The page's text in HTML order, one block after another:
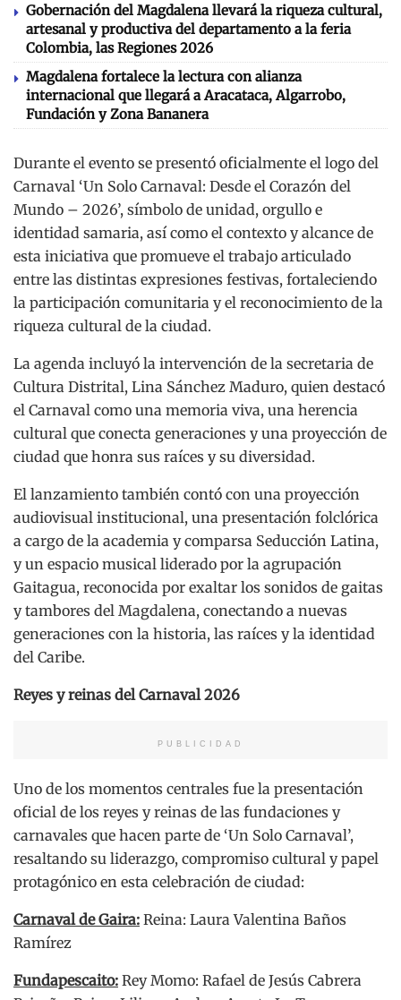
Gobernación del Magdalena llevará la riqueza cultural,
artesanal y productiva del departamento a la feria
Colombia, las Regiones 2026
Magdalena fortalece la lectura con alianza
internacional que llegará a Aracataca, Algarrobo,
Fundación y Zona Bananera
Durante el evento se presentó oficialmente el logo del
Carnaval ‘Un Solo Carnaval: Desde el Corazón del
Mundo – 2026’, símbolo de unidad, orgullo e
identidad samaria, así como el contexto y alcance de
esta iniciativa que promueve el trabajo articulado
entre las distintas expresiones festivas, fortaleciendo
la participación comunitaria y el reconocimiento de la
riqueza cultural de la ciudad.
La agenda incluyó la intervención de la secretaria de
Cultura Distrital, Lina Sánchez Maduro, quien destacó
el Carnaval como una memoria viva, una herencia
cultural que conecta generaciones y una proyección de
ciudad que honra sus raíces y su diversidad.
El lanzamiento también contó con una proyección
audiovisual institucional, una presentación folclórica
a cargo de la academia y comparsa Seducción Latina,
y un espacio musical liderado por la agrupación
Gaitagua, reconocida por exaltar los sonidos de gaitas
y tambores del Magdalena, conectando a nuevas
generaciones con la historia, las raíces y la identidad
del Caribe.
Reyes y reinas del Carnaval 2026
PUBLICIDAD
Uno de los momentos centrales fue la presentación
oficial de los reyes y reinas de las fundaciones y
carnavales que hacen parte de ‘Un Solo Carnaval’,
resaltando su liderazgo, compromiso cultural y papel
protagónico en esta celebración de ciudad:
Carnaval de Gaira: Reina: Laura Valentina Baños
Ramírez
Fundapescaito: Rey Momo: Rafael de Jesús Cabrera